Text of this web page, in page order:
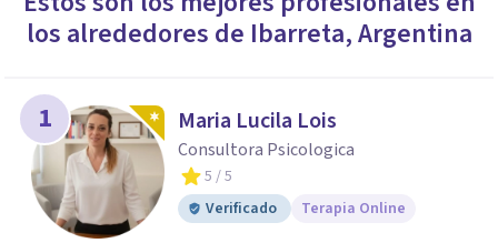
los alrededores de Ibarreta,Argentina
1 Maria Lucila Lois
Consultora Psicologica
5 / 5
Verificado
Terapia Online